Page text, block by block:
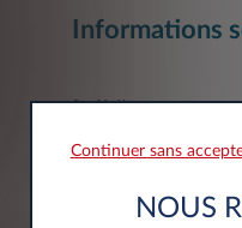
Informations
Société*
Continuer sans
NOUS